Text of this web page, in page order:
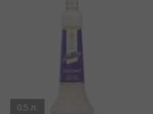
0.5 л.